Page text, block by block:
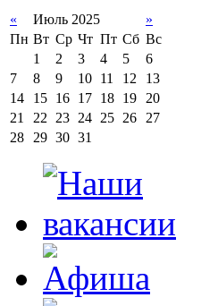
« Июль 2025
»
Пн Вт Ср Чт Пт Сб Вс
1
2 3 4 5
6
7
8 9 10 11 12
13
14
15 16 17 18 19
20
21
22 23 24 25 26
27
28
29 30 31